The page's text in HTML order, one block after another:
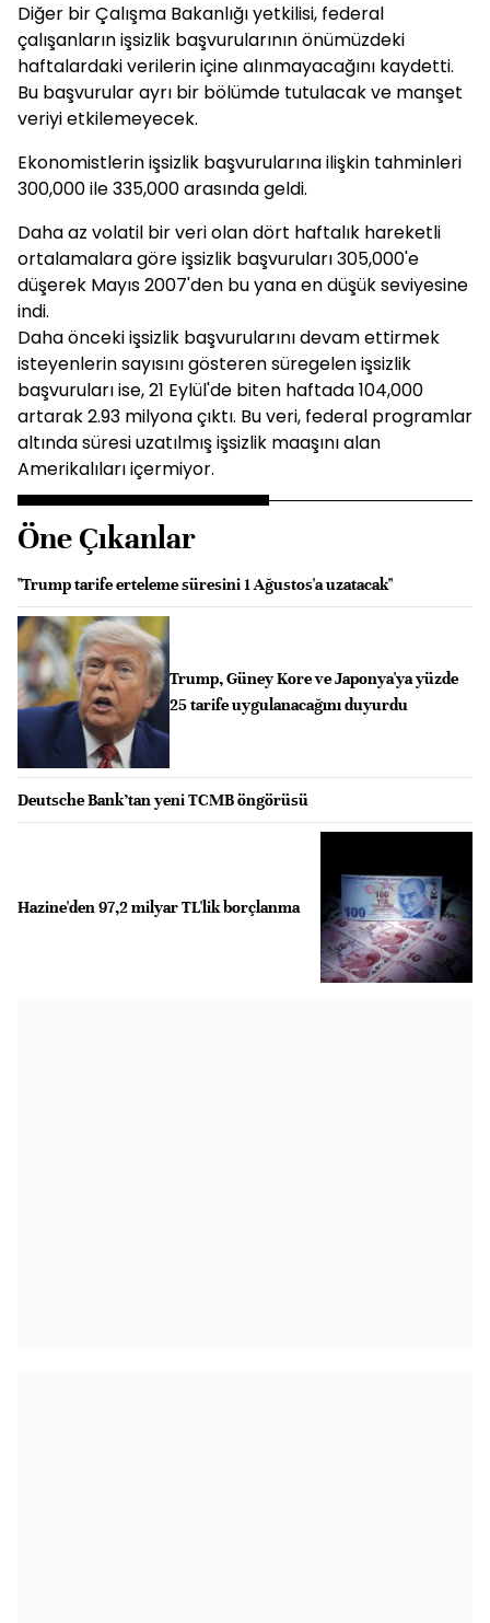
Diğer bir Çalışma Bakanlığı yetkilisi, federal
çalışanların işsizlik başvurularının önümüzdeki
haftalardaki verilerin içine alınmayacağını kaydetti.
Bu başvurular ayrı bir bölümde tutulacak ve manşet
veriyi etkilemeyecek.
Ekonomistlerin işsizlik başvurularına ilişkin tahminleri
300,000 ile 335,000 arasında geldi.
Daha az volatil bir veri olan dört haftalık hareketli
ortalamalara göre işsizlik başvuruları 305,000'e
düşerek Mayıs 2007'den bu yana en düşük seviyesine
indi.
Daha önceki işsizlik başvurularını devam ettirmek
isteyenlerin sayısını gösteren süregelen işsizlik
başvuruları ise, 21 Eylül'de biten haftada 104,000
artarak 2.93 milyona çıktı. Bu veri, federal programlar
altında süresi uzatılmış işsizlik maaşını alan
Amerikalıları içermiyor.
Öne Çıkanlar
"Trump tarife erteleme süresini 1 Ağustos'a uzatacak"
Trump, Güney Kore ve Japonya'ya yüzde
25 tarife uygulanacağını duyurdu
Deutsche Bank’tan yeni TCMB öngörüsü
Hazine'den 97,2 milyar TL'lik borçlanma